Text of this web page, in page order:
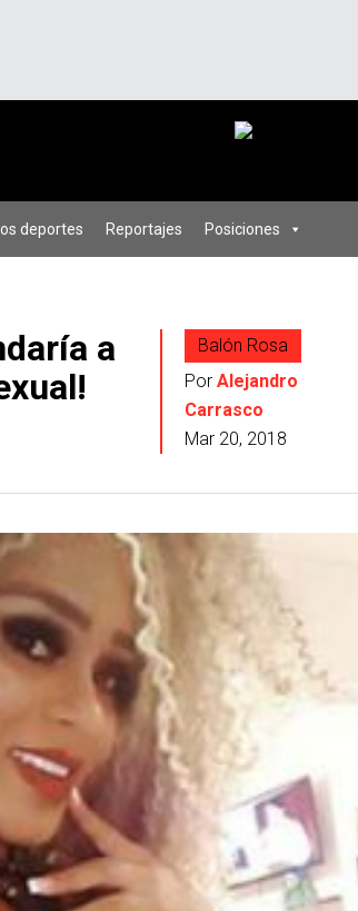
deportes Reportajes Posiciones
a
Balón Rosa
Por Alejandro
Carrasco
Mar 20, 2018